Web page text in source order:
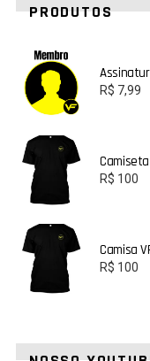
PRODUTOS
R$ 7,99
R$ 100
Camisa
R$ 100